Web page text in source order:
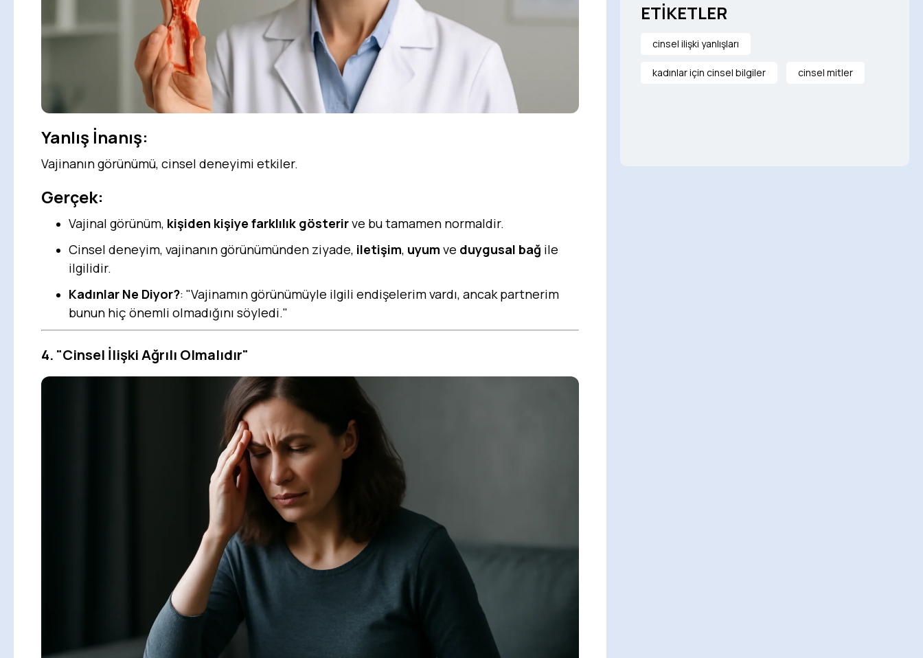
Yanlış İnanış:
Vajinanın görünümü, cinsel deneyimi etkiler.
Gerçek:
Vajinal görünüm, kişiden kişiye farklılık gösterirve bu tamamen normaldir.
Cinsel deneyim, vajinanın görünümünden ziyade, iletişim, uyum ve duygusal bağ ile
ilgilidir.
Kadınlar Ne Diyor?: "Vajinamın görünümüyle ilgili endişelerim vardı, ancak partnerim
bunun hiç önemli olmadığını söyledi."
4. "Cinsel İlişki Ağrılı Olmalıdır"
ETİKETLER
cinsel ilişki yanlışları
kadınlar için cinsel bilgiler cinsel mitler